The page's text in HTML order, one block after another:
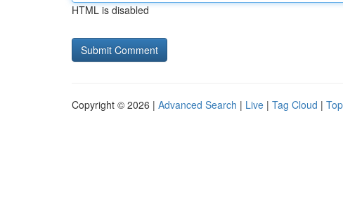
HTML is disabled
Copyright © 2026 | Advanced Search | Live | Tag Cloud |